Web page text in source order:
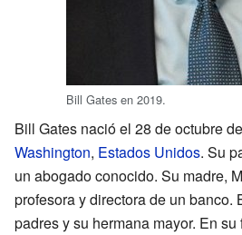
Bill Gates en 2019.
Bill Gates nació el 28 de octubre
Washington, Estados Unidos. Su
un abogado conocido. Su madre,
profesora y directora de un banco.
padres y su hermana mayor. En